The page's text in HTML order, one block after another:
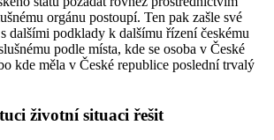
orgánu postoupí. Ten pak zašle své
dalšími podklady k dalšímu řízení českému
podle místa, kde se osoba v České
kde měla v České republice poslední trvalý
životní situaci řešit